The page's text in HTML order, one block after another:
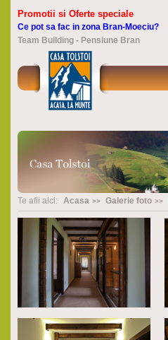
Promotii si Oferte speciale
Ce pot sa fac in zona Bran-Moeciu?
Team Building - Pensiune Bran
Te afii aici: Acasa Galerie foto